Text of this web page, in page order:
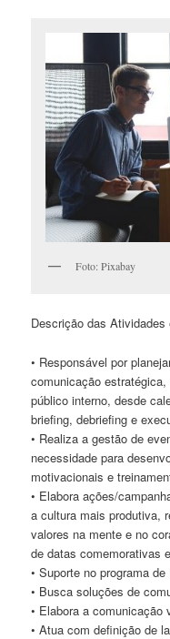
Foto: Pixabay
Descrição das
• Responsável por
comunicação
público interno, desde
briefing, debriefing e
• Realiza a gestão de
necessidade para
motivacionais e
• Elabora ações/
a cultura mais produtiva,
valores na mente e no
de datas comemorativas
• Suporte no programa
• Busca soluções de
• Elabora a
• Atua com definição de